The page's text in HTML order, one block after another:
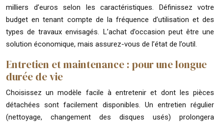
milliers d’euros selon les caractéristiques. Définissez votre
budget en tenant compte de la fréquence d’utilisation et des
types de travaux envisagés. L’achat d’occasion peut être une
solution économique, mais assurez-vous de l’état de l’outil.
Entretien et maintenance : pour une longue
durée de vie
Choisissez un modèle facile à entretenir et dont les pièces
détachées sont facilement disponibles. Un entretien régulier
(nettoyage, changement des disques usés) prolongera